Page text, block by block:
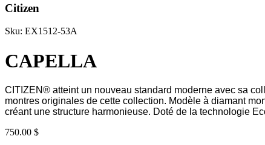
Citizen
Sku: EX1512-53A
CAPELLA
CITIZEN® atteint un nouveau standard moderne avec sa
montres originales de cette collection. Modèle à diamant
créant une structure harmonieuse. Doté de la technologie
750.00 $